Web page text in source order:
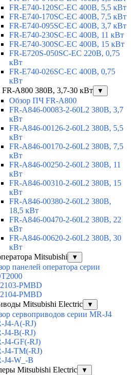
FR-E740-120SC-EC 400В, 5,5 кВт
FR-E740-170SC-EC 400В, 7,5 кВт
FR-E740-095SC-EC 400В, 3,7 кВт
FR-E740-230SC-EC 400В, 11 кВт
FR-E740-300SC-EC 400В, 15 кВт
FR-E720S-050SC-EC 220В, 0,75
кВт
FR-E740-026SC-EC 400В, 0,75
кВт
A800 380В, 3,7-30 кВт
▼
Обзор ПЧ FR-A800
FR-A846-00083-2-60L2 380В, 3,7
кВт
FR-A846-00126-2-60L2 380В, 5,5
кВт
FR-A846-00170-2-60L2 380В, 7,5
кВт
FR-A846-00250-2-60L2 380В, 11
кВт
FR-A846-00310-2-60L2 380В, 15
кВт
FR-A846-00380-2-60L2 380В,
18,5 кВт
FR-A846-00470-2-60L2 380В, 22
кВт
FR-A846-00620-2-60L2 380В, 30
кВт
Mitsubishi
▼
панелей оператора серии
PMBD
PMBD
Mitsubishi Electric
▼
сервоприводов серии MR-J4
J4-A(-RJ)
J4-B(-RJ)
J4-GF(-RJ)
J4-TM(-RJ)
J4-W_-B
Mitsubishi Electric
▼